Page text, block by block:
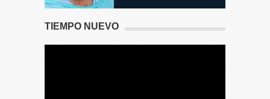
TIEMPO NUEVO